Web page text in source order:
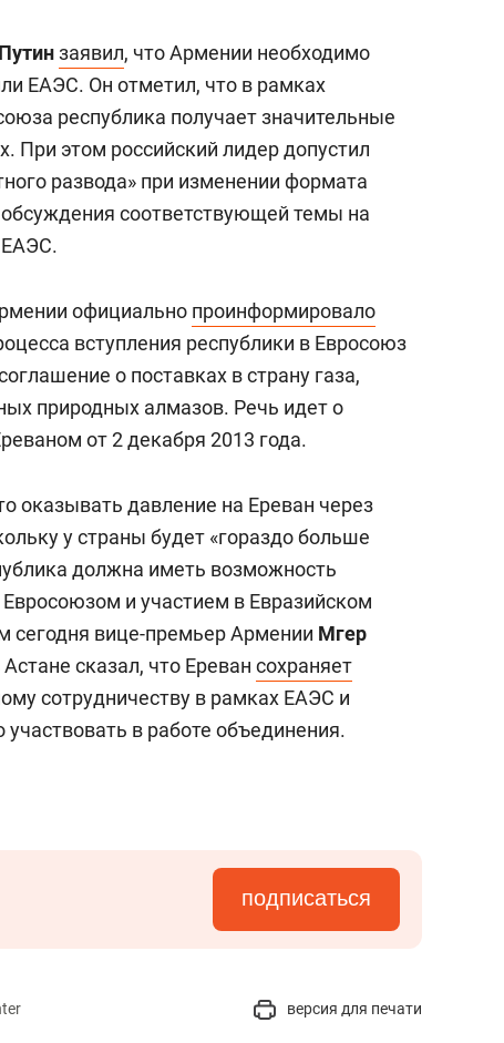
заявил, что Армении необходимо
ЕАЭС. Он отметил, что в рамках
республика получает значительные
При этом российский лидер допустил
развода» при изменении формата
соответствующей темы на
официально проинформировало
вступления республики в Евросоюз
о поставках в страну газа,
природных алмазов. Речь идет о
от 2 декабря 2013 года.
оказывать давление на Ереван через
у страны будет «гораздо больше
должна иметь возможность
и участием в Евразийском
сегодня вице-премьер Армении Мгер
сказал, что Ереван сохраняет
сотрудничеству в рамках ЕАЭС и
в работе объединения.
подписаться
версия для печати